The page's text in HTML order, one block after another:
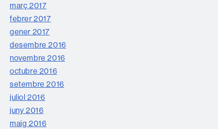
març 2017
febrer 2017
gener 2017
desembre 2016
novembre 2016
octubre 2016
setembre 2016
juliol 2016
juny 2016
maig 2016